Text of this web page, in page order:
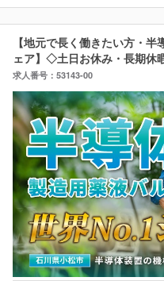
【地元で長く働きたい方・
ェア】◇土日お休み・長期休
求人番号：53143-00